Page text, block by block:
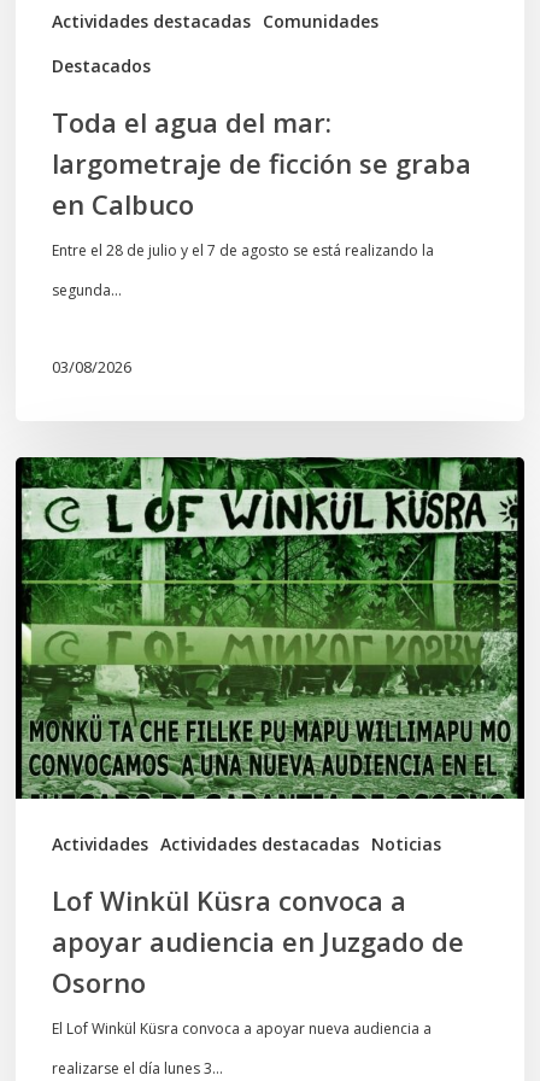
Actividades destacadas Comunidades
Destacados
graba
Toda el agua del mar:
largometraje de ficción se graba
en Calbuco
Entre el 28 de julio y el 7 de agosto se está realizando la
segunda…
03/08/2026
Actividades Actividades destacadas Noticias
Lof
Winkül
Küsra
convoca
a
apoyar
audiencia
en
Juzgado
Lof Winkül Küsra convoca a
apoyar audiencia en Juzgado de
Osorno
El Lof Winkül Küsra convoca a apoyar nueva audiencia a
realizarse el día lunes 3…